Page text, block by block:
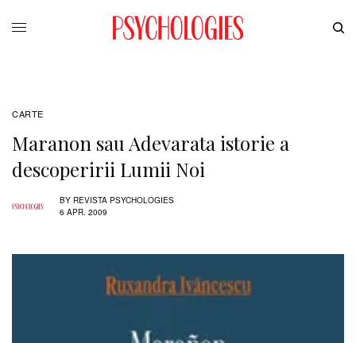
CARTE
Maranon sau Adevarata istorie a
descoperirii Lumii Noi
BY REVISTA PSYCHOLOGIES
6 APR. 2009